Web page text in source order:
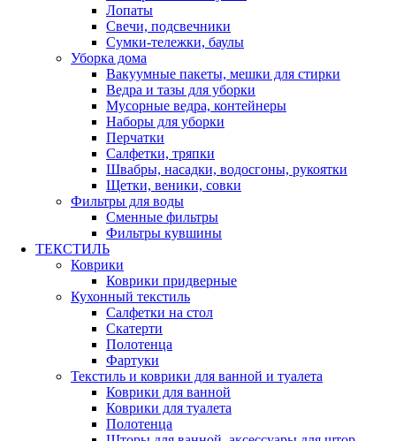
Лопаты
Свечи, подсвечники
Сумки-тележки, баулы
Уборка дома
Вакуумные пакеты, мешки для стирки
Ведра и тазы для уборки
Мусорные ведра, контейнеры
Наборы для уборки
Перчатки
Салфетки, тряпки
Швабры, насадки, водосгоны, рукоятки
Щетки, веники, совки
Фильтры для воды
Сменные фильтры
Фильтры кувшины
ТЕКСТИЛЬ
Коврики
Коврики придверные
Кухонный текстиль
Салфетки на стол
Скатерти
Полотенца
Фартуки
Текстиль и коврики для ванной и туалета
Коврики для ванной
Коврики для туалета
Полотенца